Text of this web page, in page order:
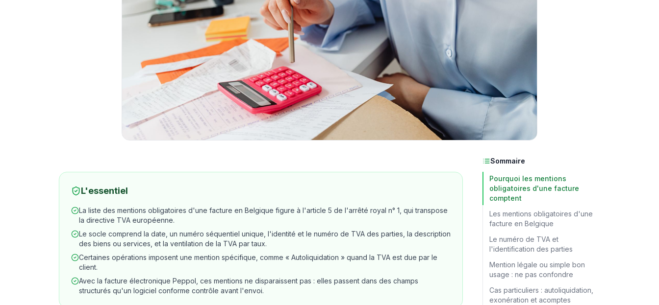
L'essentiel
La liste des mentions obligatoires d'une facture en Belgique figure à l'article 5 de l'arrêté royal n° 1, qui transpose
la directive TVA européenne.
Le socle comprend la date, un numéro séquentiel unique, l'identité et le numéro de TVA des parties, la description
des biens ou services, et la ventilation de la TVA par taux.
Certaines opérations imposent une mention spécifique, comme « Autoliquidation » quand la TVA est due par le
client.
Avec la facture électronique Peppol, ces mentions ne disparaissent pas : elles passent dans des champs
structurés qu'un logiciel conforme contrôle avant l'envoi.
Sommaire
Pourquoi les mentions
obligatoires d'une facture
comptent
Les mentions obligatoires d'une
facture en Belgique
Le numéro de TVA et
l'identification des parties
Mention légale ou simple bon
usage : ne pas confondre
Cas particuliers : autoliquidation,
exonération et acomptes